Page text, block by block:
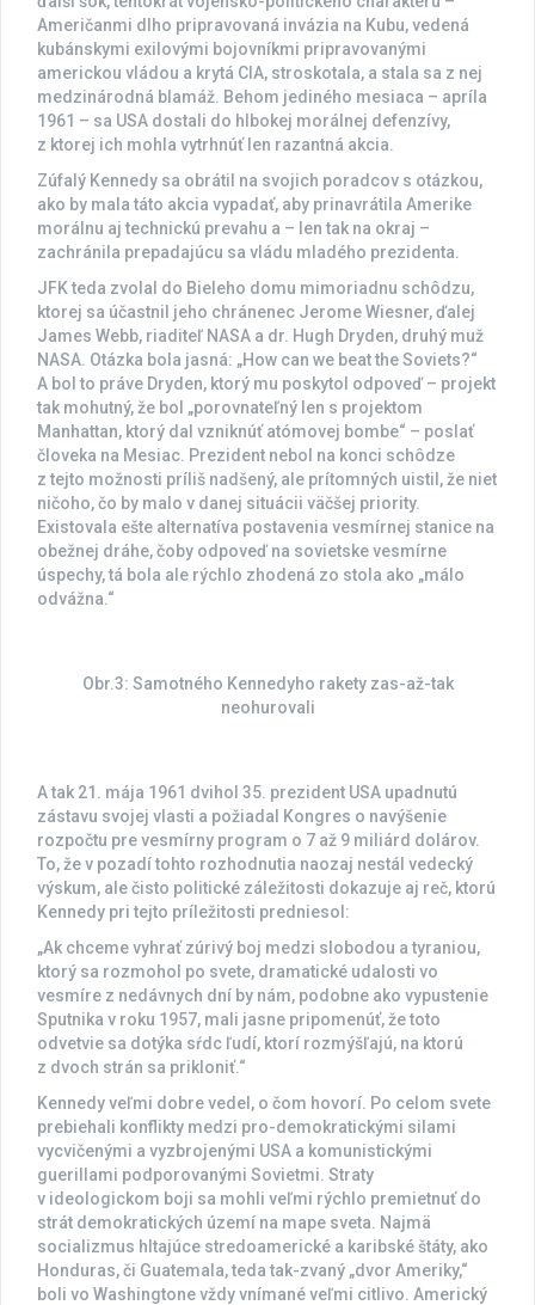
Američanmi dlho pripravovaná invázia na Kubu, vedená
kubánskymi exilovými bojovníkmi pripravovanými
americkou vládou a krytá CIA, stroskotala, a stala sa z nej
medzinárodná blamáž. Behom jediného mesiaca – apríla
1961 – sa USA dostali do hlbokej morálnej defenzívy,
z ktorej ich mohla vytrhnúť len razantná akcia.
Zúfalý Kennedy sa obrátil na svojich poradcov s otázkou,
ako by mala táto akcia vypadať, aby prinavrátila Amerike
morálnu aj technickú prevahu a – len tak na okraj –
zachránila prepadajúcu sa vládu mladého prezidenta.
JFK teda zvolal do Bieleho domu mimoriadnu schôdzu,
ktorej sa účastnil jeho chránenec Jerome Wiesner, ďalej
James Webb, riaditeľ NASA a dr. Hugh Dryden, druhý muž
NASA. Otázka bola jasná: „How can we beat the Soviets?“
A bol to práve Dryden, ktorý mu poskytol odpoveď – projekt
tak mohutný, že bol „porovnateľný len s projektom
Manhattan, ktorý dal vzniknúť atómovej bombe“ – poslať
človeka na Mesiac. Prezident nebol na konci schôdze
z tejto možnosti príliš nadšený, ale prítomných uistil, že niet
ničoho, čo by malo v danej situácii väčšej priority.
Existovala ešte alternatíva postavenia vesmírnej stanice na
obežnej dráhe, čoby odpoveď na sovietske vesmírne
úspechy, tá bola ale rýchlo zhodená zo stola ako „málo
odvážna.“
Obr.3: Samotného Kennedyho rakety zas-až-tak
neohurovali
A tak 21. mája 1961 dvihol 35. prezident USA upadnutú
zástavu svojej vlasti a požiadal Kongres o navýšenie
rozpočtu pre vesmírny program o 7 až 9 miliárd dolárov.
To, že v pozadí tohto rozhodnutia naozaj nestál vedecký
výskum, ale čisto politické záležitosti dokazuje aj reč, ktorú
Kennedy pri tejto príležitosti predniesol:
„Ak chceme vyhrať zúrivý boj medzi slobodou a tyraniou,
ktorý sa rozmohol po svete, dramatické udalosti vo
vesmíre z nedávnych dní by nám, podobne ako vypustenie
Sputnika v roku 1957, mali jasne pripomenúť, že toto
odvetvie sa dotýka sŕdc ľudí, ktorí rozmýšľajú, na ktorú
z dvoch strán sa prikloniť.“
Kennedy veľmi dobre vedel, o čom hovorí. Po celom svete
prebiehali konflikty medzi pro-demokratickými silami
vycvičenými a vyzbrojenými USA a komunistickými
guerillami podporovanými Sovietmi. Straty
v ideologickom boji sa mohli veľmi rýchlo premietnuť do
strát demokratických území na mape sveta. Najmä
socializmus hltajúce stredoamerické a karibské štáty, ako
Honduras, či Guatemala, teda tak-zvaný „dvor Ameriky,“
boli vo Washingtone vždy vnímané veľmi citlivo. Americký